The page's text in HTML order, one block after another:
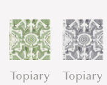
Topiary
Topiary